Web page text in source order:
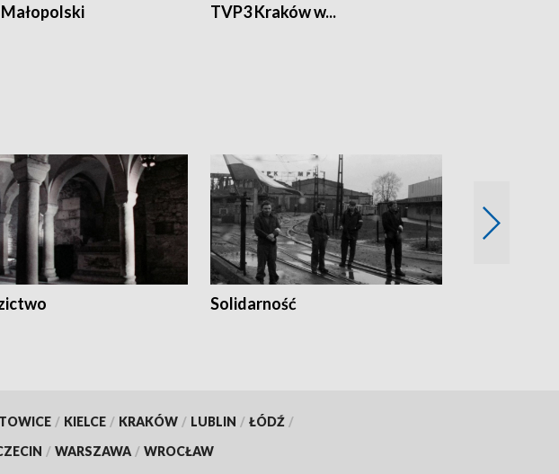
TVP3 Kraków w...
Solidarność
/ KIELCE / KRAKÓW / LUBLIN / ŁÓDŹ /
/ WARSZAWA / WROCŁAW